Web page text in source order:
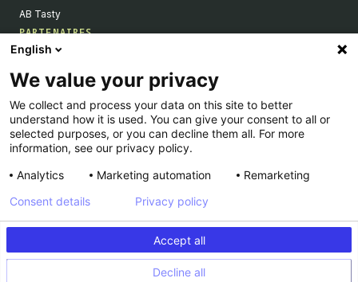
AB Tasty
PARTENAIRES
Devenir partenaires
Liste de nos intégrations
Agences Partenaires
© Kameleoon — 2026 All rights Reserved
Privacy policy
English
We value your privacy
We collect and process your data on this site to better
understand how it is used. You can give your consent to all or
selected purposes, or you can decline them all. For more
information, see our privacy policy.
Analytics
Marketing automation Remarketing
Accept all
Decline all
Consent details Privacy policy